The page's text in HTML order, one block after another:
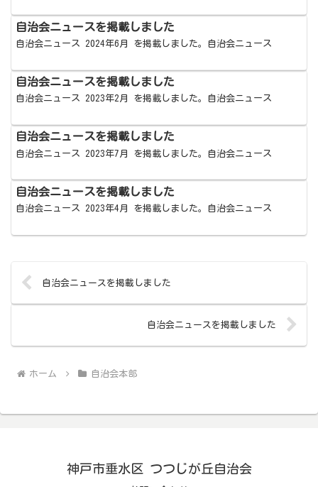
自治会ニュースを掲載しました
自治会ニュース 2024年6月 を掲載しました。自治会ニュース
自治会ニュースを掲載しました
自治会ニュース 2023年2月 を掲載しました。自治会ニュース
自治会ニュースを掲載しました
自治会ニュース 2023年7月 を掲載しました。自治会ニュース
自治会ニュースを掲載しました
自治会ニュース 2023年4月 を掲載しました。自治会ニュース
自治会ニュースを掲載しました
自治会ニュースを掲載しました
ホーム 自治会本部
神戸市垂水区 つつじが丘自治会